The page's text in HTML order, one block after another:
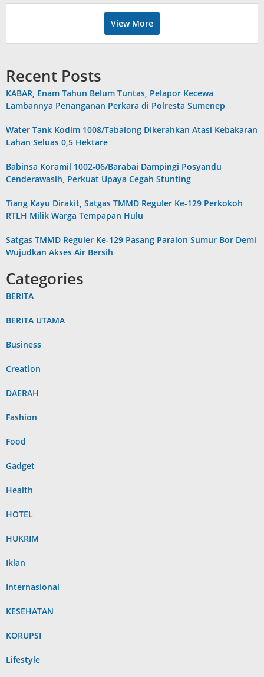
View More
Recent Posts
KABAR, Enam Tahun Belum Tuntas, Pelapor Kecewa
Lambannya Penanganan Perkara di Polresta Sumenep
Water Tank Kodim 1008/Tabalong Dikerahkan Atasi Kebakaran
Lahan Seluas 0,5 Hektare
Babinsa Koramil 1002-06/Barabai Dampingi Posyandu
Cenderawasih, Perkuat Upaya Cegah Stunting
Tiang Kayu Dirakit, Satgas TMMD Reguler Ke-129 Perkokoh
RTLH Milik Warga Tempapan Hulu
Satgas TMMD Reguler Ke-129 Pasang Paralon Sumur Bor Demi
Wujudkan Akses Air Bersih
Categories
BERITA
BERITA UTAMA
Business
Creation
DAERAH
Fashion
Food
Gadget
Health
HOTEL
HUKRIM
Iklan
Internasional
KESEHATAN
KORUPSI
Lifestyle